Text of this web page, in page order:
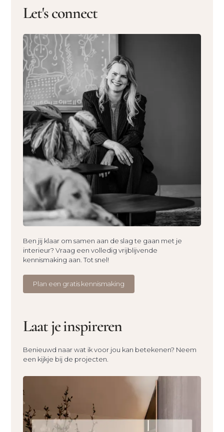
Let's connect
Ben jij klaar om samen aan de slag te gaan met je
interieur? Vraag een volledig vrijblijvende
kennismaking aan. Tot snel!
Plan een gratis kennismaking
Laat je inspireren
Benieuwd naar wat ik voor jou kan betekenen? Neem
een kijkje bij de projecten.